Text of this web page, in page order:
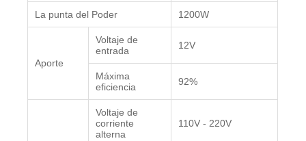
La punta del Poder 1200W
Aporte
Voltaje de
entrada
12V
Máxima
eficiencia
92%
Voltaje de
corriente
alterna
110V - 220V